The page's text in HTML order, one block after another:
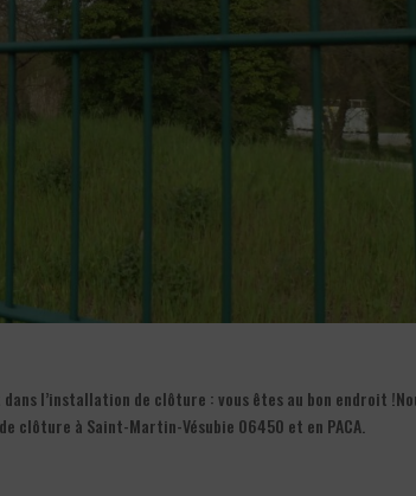
l’installation de clôture : vous êtes au bon endroit
clôture à Saint-Martin-Vésubie 06450 et en PACA.